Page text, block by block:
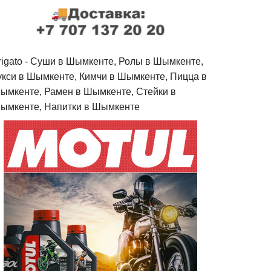
- Cуши в Шымкенте, Ролы в Шымкенте,
в Шымкенте, Кимчи в Шымкенте, Пицца в
Рамен в Шымкенте, Стейки в
Напитки в Шымкенте